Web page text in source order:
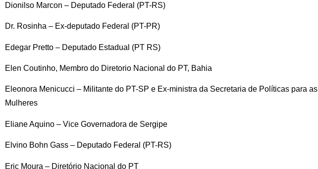
Dionilso Marcon – Deputado Federal (PT-RS)
Dr. Rosinha – Ex-deputado Federal (PT-PR)
Edegar Pretto – Deputado Estadual (PT RS)
Elen Coutinho, Membro do Diretorio Nacional do PT, Bahia
Eleonora Menicucci – Militante do PT-SP e Ex-ministra da Secretaria de Políticas para as
Mulheres
Eliane Aquino – Vice Governadora de Sergipe
Elvino Bohn Gass – Deputado Federal (PT-RS)
Eric Moura – Diretório Nacional do PT